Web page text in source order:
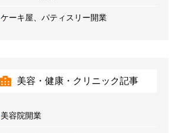
ケーキ屋、パティスリー開業
美容・健康・クリニック記事
美容院開業